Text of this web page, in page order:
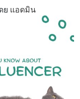
ย แอดมิน